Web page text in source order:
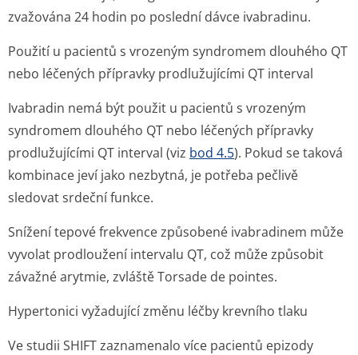
zvažována 24 hodin po poslední dávce ivabradinu.
Použití u pacientů s vrozeným syndromem dlouhého QT
nebo léčených přípravky prodlužujícími QT interval
Ivabradin nemá být použit u pacientů s vrozeným
syndromem dlouhého QT nebo léčených přípravky
prodlužujícími QT interval (viz bod 4.5). Pokud se taková
kombinace jeví jako nezbytná, je potřeba pečlivě
sledovat srdeční funkce.
Snížení tepové frekvence způsobené ivabradinem může
vyvolat prodloužení intervalu QT, což může způsobit
závažné arytmie, zvláštěTorsade de pointes.
Hypertonici vyžadující změnu léčby krevního tlaku
Ve studii SHIFT zaznamenalo více pacientů epizody